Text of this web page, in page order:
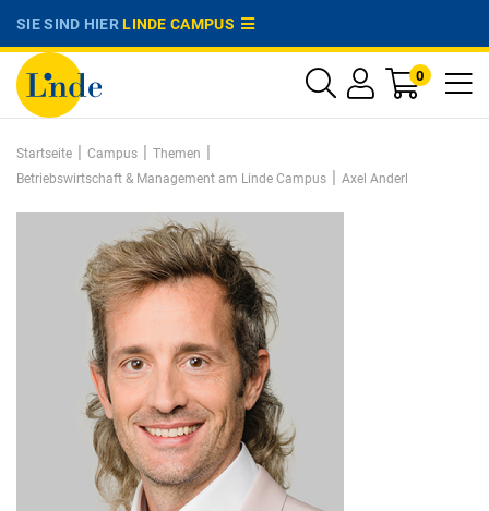
SIE SIND HIERLINDE CAMPUS
0
Startseite | Campus | Themen |
Betriebswirtschaft & Management am Linde Campus | Axel Anderl